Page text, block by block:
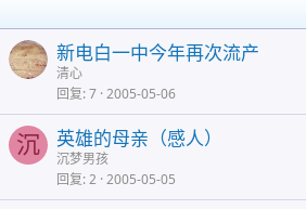
新电白一中今年再次流产
清心
回复 7 2005-05-06
沉 英雄的母亲（感人）
沉梦男孩
回复 2 2005-05-05